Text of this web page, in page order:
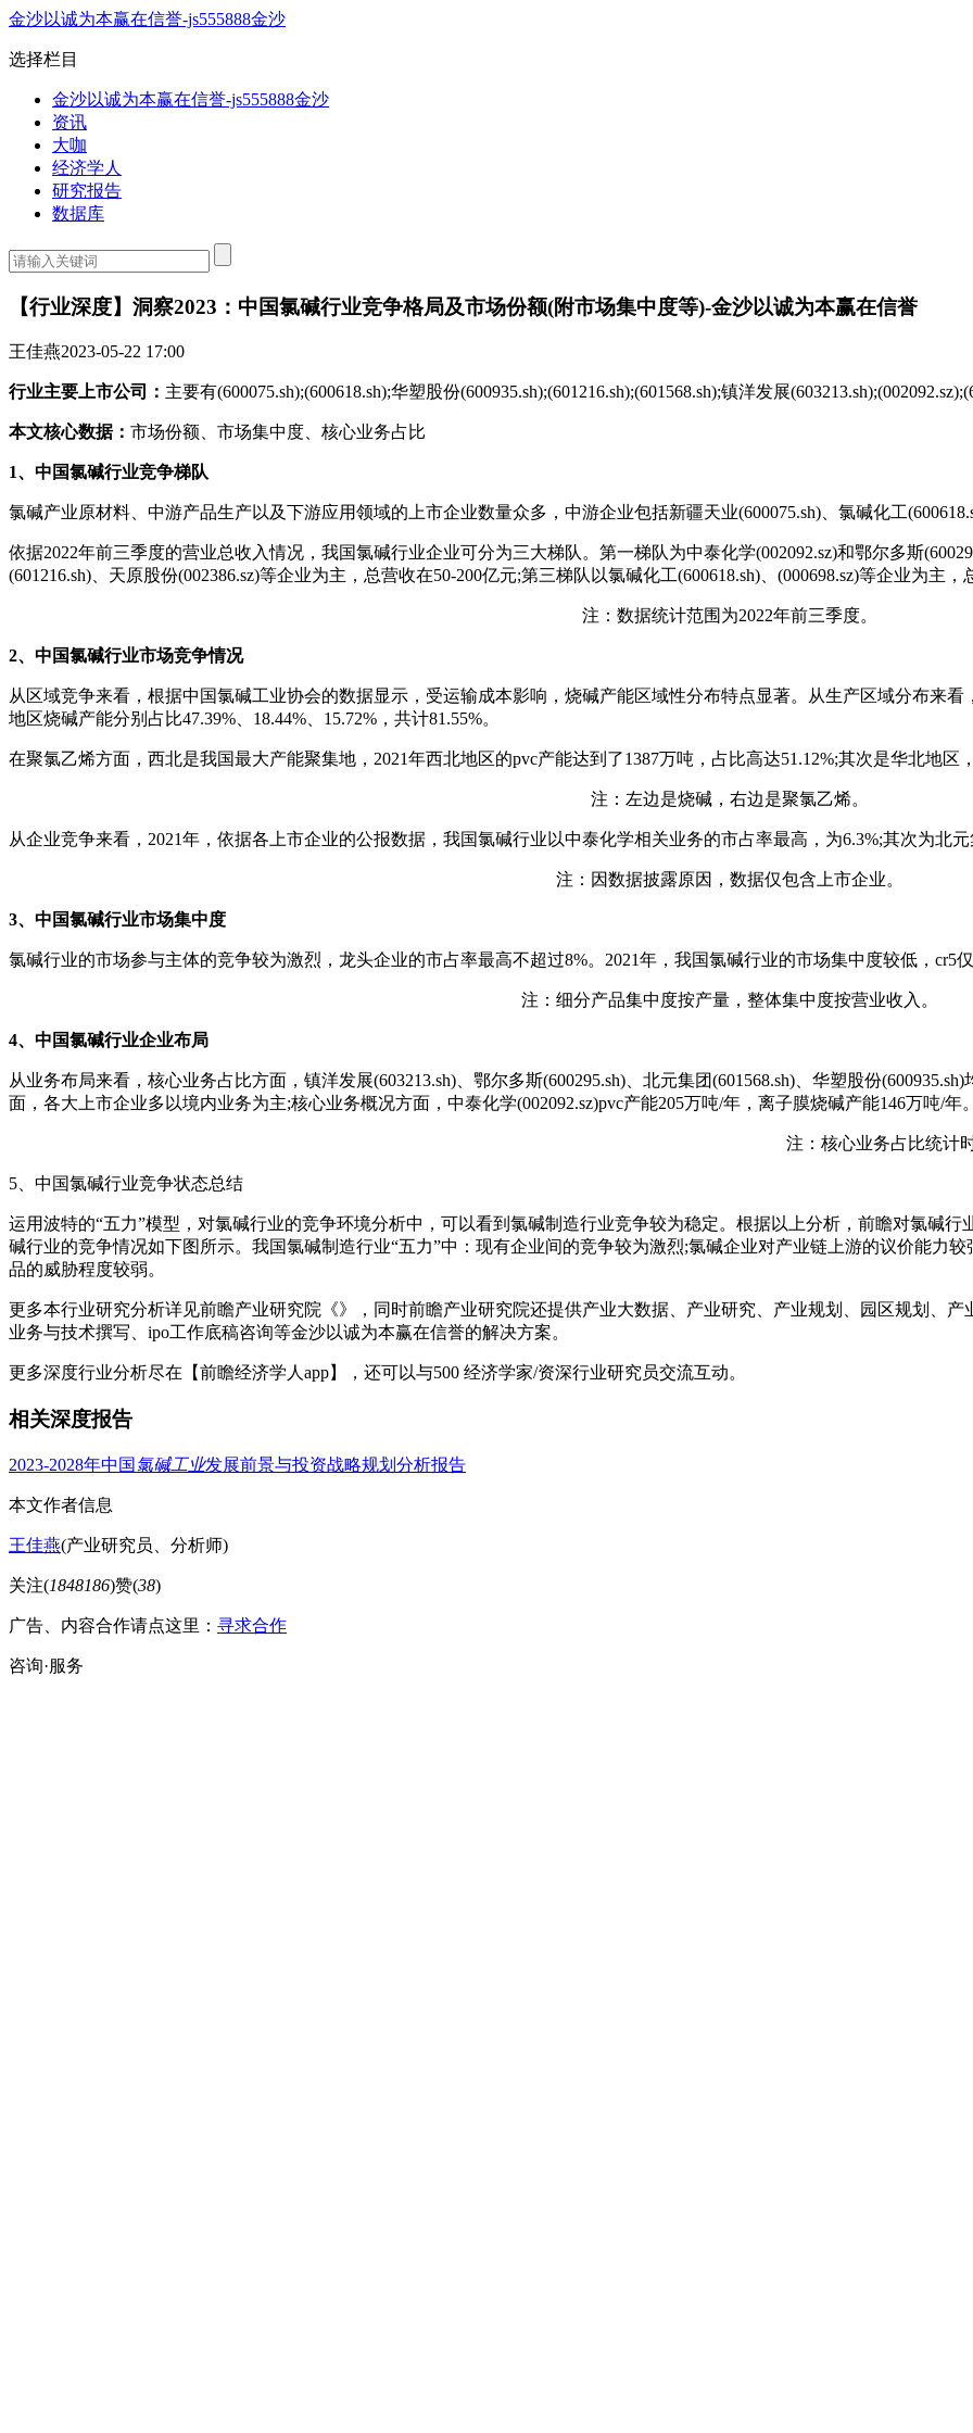
金沙以诚为本赢在信誉-js555888金沙
选择栏目
金沙以诚为本赢在信誉-js555888金沙
资讯
大咖
经济学人
研究报告
数据库
【行业深度】洞察2023：中国氯碱行业竞争格局及市场份额(附市场集中度等)-金沙以诚为本赢在信誉
王佳燕2023-05-22 17:00
行业主要上市公司： 主要有(600075.sh);(600618.sh);华塑股份(600935.sh);(601216.sh);(601568.sh);镇洋发展
本文核心数据： 市场份额、市场集中度、核心业务占比
1、中国氯碱行业竞争梯队
氯碱产业原材料、中游产品生产以及下游应用领域的上市企业数量众多，中游企业包括新疆天业(600075.sh)、氯碱化工
依据2022年前三季度的营业总收入情况，我国氯碱行业企业可分为三大梯队。第一梯队为中泰化学(002092.sz)和鄂尔多斯
(601216.sh)、天原股份(002386.sz)等企业为主，总营收在50-200亿元;第三梯队以氯碱化工(600618.sh)、(000698.sz)等企业为主
注：数据统计范围为2022年前三季度。
2、中国氯碱行业市场竞争情况
从区域竞争来看，根据中国氯碱工业协会的数据显示，受运输成本影响，烧碱产能区域性分布特点显著。从生产区域分布来
地区烧碱产能分别占比47.39%、18.44%、15.72%，共计81.55%。
在聚氯乙烯方面，西北是我国最大产能聚集地，2021年西北地区的pvc产能达到了1387万吨，占比高达51.12%;其次是华北地区
注：左边是烧碱，右边是聚氯乙烯。
从企业竞争来看，2021年，依据各上市企业的公报数据，我国氯碱行业以中泰化学相关业务的市占率最高，为6.3%;其次为北
注：因数据披露原因，数据仅包含上市企业。
3、中国氯碱行业市场集中度
氯碱行业的市场参与主体的竞争较为激烈，龙头企业的市占率最高不超过8%。2021年，我国氯碱行业的市场集中度较低，cr5
注：细分产品集中度按产量，整体集中度按营业收入。
4、中国氯碱行业企业布局
从业务布局来看，核心业务占比方面，镇洋发展(603213.sh)、鄂尔多斯(600295.sh)、北元集团(601568.sh)、华塑股份
面，各大上市企业多以境内业务为主;核心业务概况方面，中泰化学(002092.sz)pvc产能205万吨/年，离子膜烧碱产能146万吨/年
注：核心业务占比统计
5、中国氯碱行业竞争状态总结
运用波特的“五力”模型，对氯碱行业的竞争环境分析中，可以看到氯碱制造行业竞争较为稳定。根据以上分析，前瞻对氯碱
碱行业的竞争情况如下图所示。我国氯碱制造行业“五力”中：现有企业间的竞争较为激烈;氯碱企业对产业链上游的议价能力
品的威胁程度较弱。
更多本行业研究分析详见前瞻产业研究院《》，同时前瞻产业研究院还提供产业大数据、产业研究、产业规划、园区规划、
业务与技术撰写、ipo工作底稿咨询等金沙以诚为本赢在信誉的解决方案。
更多深度行业分析尽在【前瞻经济学人app】，还可以与500 经济学家/资深行业研究员交流互动。
相关深度报告
2023-2028年中国 氯碱工业发展前景与投资战略规划分析报告
本文作者信息
王佳燕(产业研究员、分析师)
关注(1848186)赞(38)
广告、内容合作请点这里： 寻求合作
咨询·服务